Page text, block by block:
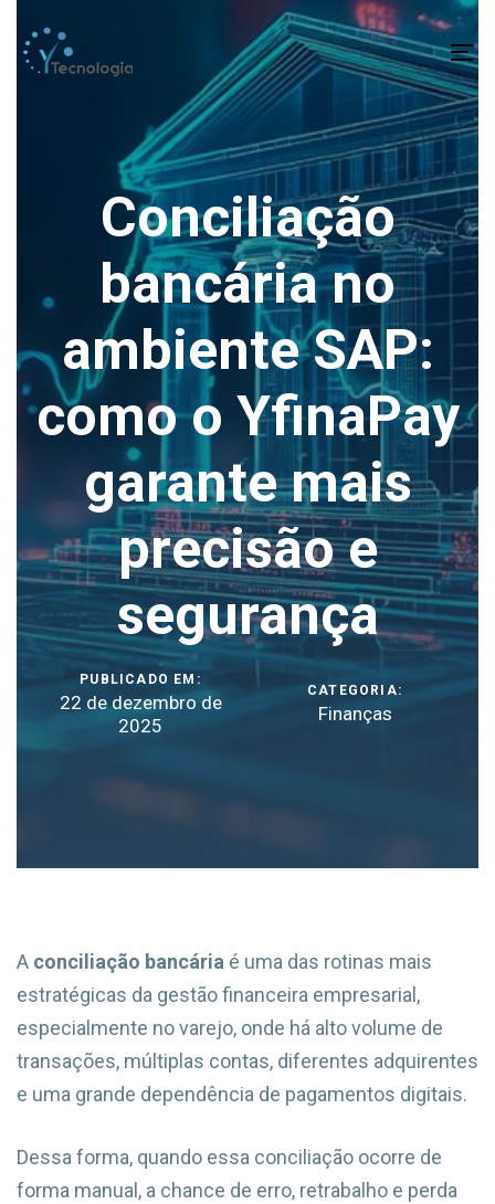
Conciliação
bancária no
ambiente SAP:
como o YfinaPay
garante mais
precisão e
segurança
PUBLICADO EM:
22 de dezembro de
2025
CATEGORIA:
Finanças
A conciliação bancária é uma das rotinas mais
estratégicas da gestão financeira empresarial,
especialmente no varejo, onde há alto volume de
transações, múltiplas contas, diferentes adquirentes
e uma grande dependência de pagamentos digitais.
Dessa forma, quando essa conciliação ocorre de
forma manual, a chance de erro, retrabalho e perda